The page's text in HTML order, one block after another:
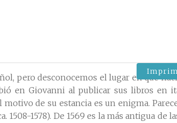
pero desconocemos el lugar en que
en Giovanni al publicar sus libros en
de su estancia es un enigma.
1578). De 1569 es la más antigua de